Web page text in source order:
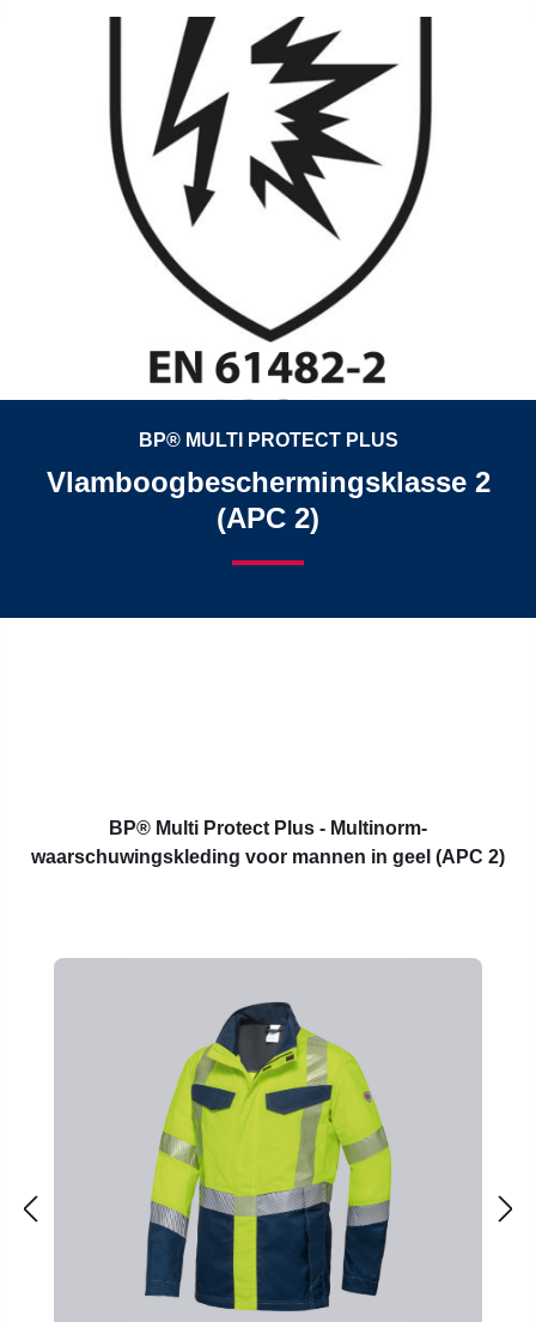
BP® MULTI PROTECT PLUS
Vlamboogbeschermingsklasse 2
(APC 2)
BP® Multi Protect Plus - Multinorm-
waarschuwingskleding voor mannen in geel (APC 2)